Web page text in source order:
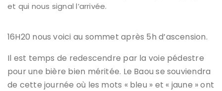
et qui nous signal l’arrivée.
16H20 nous voici au sommet après 5h d’ascension.
Il est temps de redescendre par la voie pédestre
pour une bière bien méritée. Le Baou se souviendra
de cette journée où les mots « bleu » et « jaune » ont